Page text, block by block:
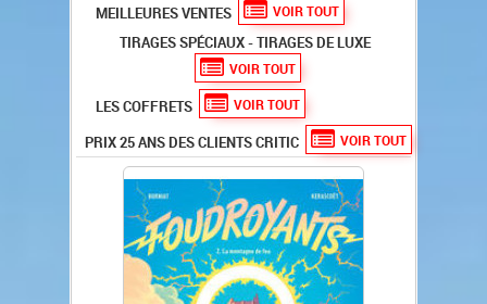
MEILLEURES VENTES VOIR TOUT
TIRAGES SPÉCIAUX - TIRAGES DE LUXE
VOIR TOUT
LES COFFRETS VOIR TOUT
PRIX 25 ANS DES CLIENTS CRITIC VOIR TOUT